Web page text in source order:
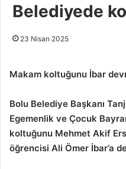
Belediyede
23 Nisan 2025
Makam koltuğunu İbar
Bolu Belediye Başkanı
Egemenlik ve Çocuk
koltuğunu Mehmet Akif
öğrencisi Ali Ömer İbar’a